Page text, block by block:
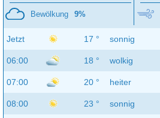
Bewölkung 9%
Jetzt 17 ° sonnig
06:00 18 ° wolkig
07:00 20 ° heiter
08:00 23 ° sonnig